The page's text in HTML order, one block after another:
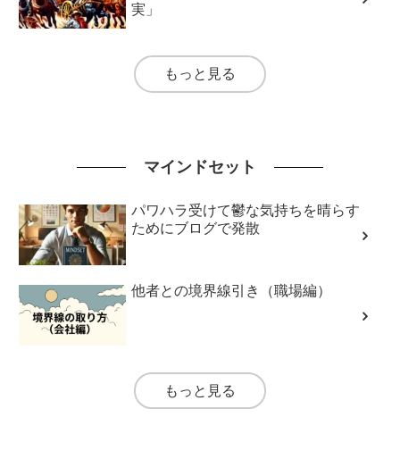
実」
もっと見る
マインドセット
パワハラ受けて鬱な気持ちを晴らす
ためにブログで発散
他者との境界線引き（職場編）
もっと見る